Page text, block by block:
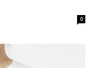
0